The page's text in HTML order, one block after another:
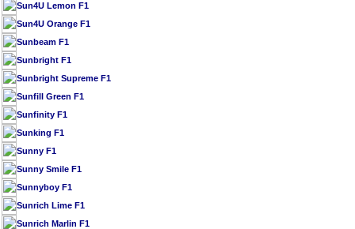
Sun4U Lemon F1
Sun4U Orange F1
Sunbeam F1
Sunbright F1
Sunbright Supreme F1
Sunfill Green F1
Sunfinity F1
Sunking F1
Sunny F1
Sunny Smile F1
Sunnyboy F1
Sunrich Lime F1
Sunrich Marlin F1